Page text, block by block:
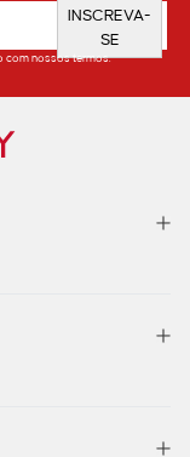
INSCREVA-
SE
com nossos termos.